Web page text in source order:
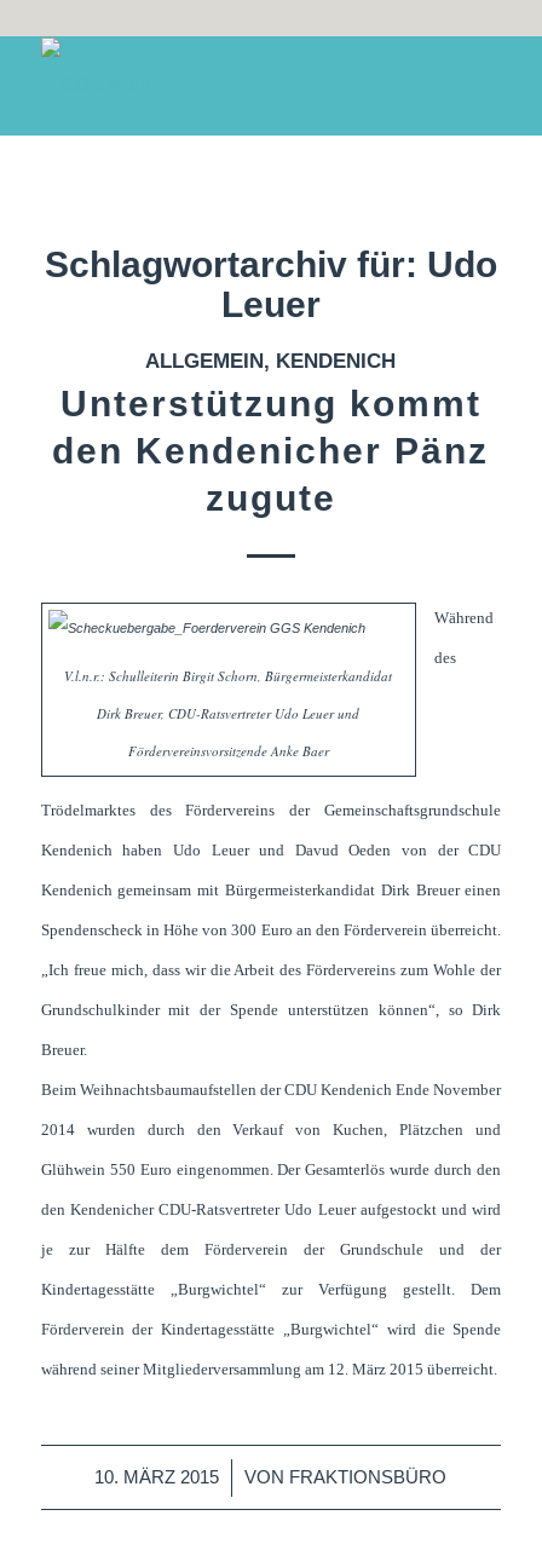
Schlagwortarchiv für: Udo
Leuer
ALLGEMEIN, KENDENICH
Unterstützung kommt
den Kendenicher Pänz
zugute
V.l.n.r.: Schulleiterin Birgit Schorn, Bürgermeisterkandidat
Dirk Breuer, CDU-Ratsvertreter Udo Leuer und
Fördervereinsvorsitzende Anke Baer
Während
des
Trödelmarktes des Fördervereins der Gemeinschaftsgrundschule
Kendenich haben Udo Leuer und Davud Oeden von der CDU
Kendenich gemeinsam mit Bürgermeisterkandidat Dirk Breuer einen
Spendenscheck in Höhe von 300 Euro an den Förderverein überreicht.
„Ich freue mich, dass wir die Arbeit des Fördervereins zum Wohle der
Grundschulkinder mit der Spende unterstützen können“, so Dirk
Breuer.
Beim Weihnachtsbaumaufstellen der CDU Kendenich Ende November
2014 wurden durch den Verkauf von Kuchen, Plätzchen und
Glühwein 550 Euro eingenommen. Der Gesamterlös wurde durch den
den Kendenicher CDU-Ratsvertreter Udo Leuer aufgestockt und wird
je zur Hälfte dem Förderverein der Grundschule und der
Kindertagesstätte „Burgwichtel“ zur Verfügung gestellt. Dem
Förderverein der Kindertagesstätte „Burgwichtel“ wird die Spende
während seiner Mitgliederversammlung am 12. März 2015 überreicht.
10. MÄRZ 2015
/ VON FRAKTIONSBÜRO